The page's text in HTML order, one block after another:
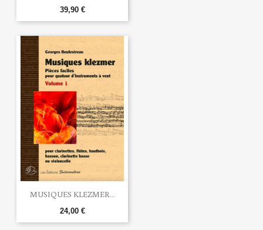
39,90 €
MUSIQUES KLEZMER...
24,00 €